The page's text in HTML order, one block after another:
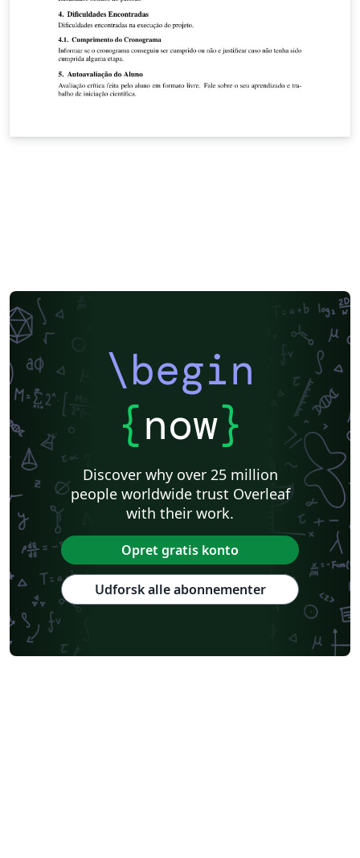
\begin
{now}
Discover why over 25 million
people worldwide trust Overleaf
with their work.
Opret gratis konto
Udforsk alle abonnementer